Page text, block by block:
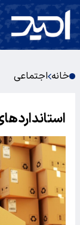
خانه اجتماعی